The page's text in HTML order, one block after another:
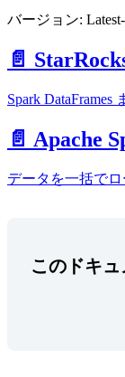
バージョン: Latest-
📄️
Spark
📄️ Apache
データを一括で
このドキ